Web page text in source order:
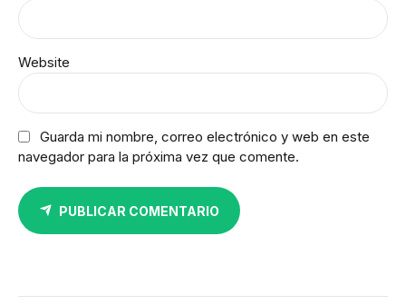
Website
Guarda mi nombre, correo electrónico y web en este
navegador para la próxima vez que comente.
PUBLICAR COMENTARIO